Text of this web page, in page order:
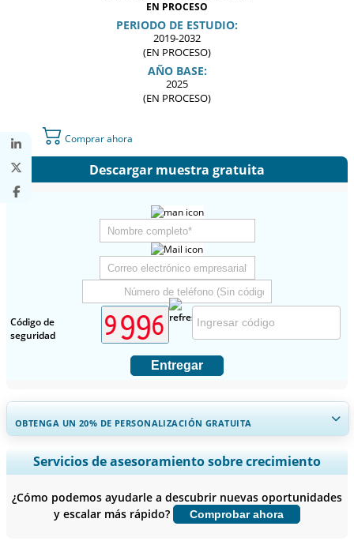
EN PROCESO
PERIODO DE ESTUDIO:
2019-2032
(EN PROCESO)
AÑO BASE:
2025
(EN PROCESO)
Comprar ahora
Descargar muestra gratuita
Código de
seguridad
Entregar
OBTENGA UN 20% DE PERSONALIZACIÓN GRATUITA
Ampliar la cobertura regional y por país, Análisis de segmentos,
Perfiles de empresas, Benchmarking competitivo, e información
Personalizar ahora
Servicios de asesoramiento sobre crecimiento
¿Cómo podemos ayudarle a descubrir nuevas oportunidades
y escalar más rápido?
Comprobar ahora